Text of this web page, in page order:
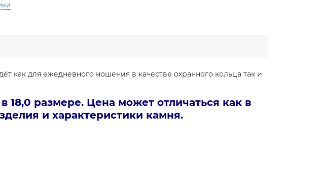
как для ежедневного ношения в качестве охранного кольца так и
размере. Цена может отличаться как в
и характеристики камня.